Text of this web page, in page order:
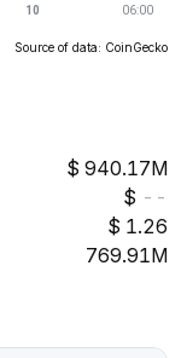
Source of data: CoinGecko
940.17M
--
1.26
769.91M